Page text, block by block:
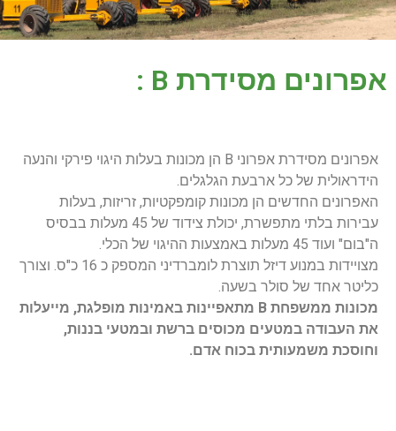
אפרונים מסידרת B :
אפרונים מסידרת אפרוני B הן מכונות בעלות היגוי פירקי והנעה
הידראולית של כל ארבעת הגלגלים.
האפרונים החדשים הן מכונות קומפקטיות, זריזות, בעלות
עבירות בלתי מתפשרת, יכולת צידוד של 45 מעלות בבסיס
ה"בום" ועוד 45 מעלות באמצעות ההיגוי של הכלי.
מצויידות במנוע דיזל תוצרת לומברדיני המספק כ 16 כ"ס. וצורך
כליטר אחד של סולר בשעה.
מכונות ממשפחת B מתאפיינות באמינות מופלגת, מייעלות
את העבודה במטעים מכוסים ברשת ובמטעי בננות,
וחוסכת משמעותית בכוח אדם.